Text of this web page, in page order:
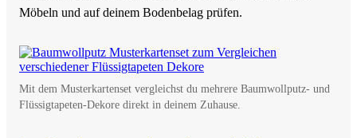
Möbeln und auf deinem Bodenbelag prüfen.
Mit dem Musterkartenset vergleichst du mehrere Baumwollputz- und
Flüssigtapeten-Dekore direkt in deinem Zuhause.